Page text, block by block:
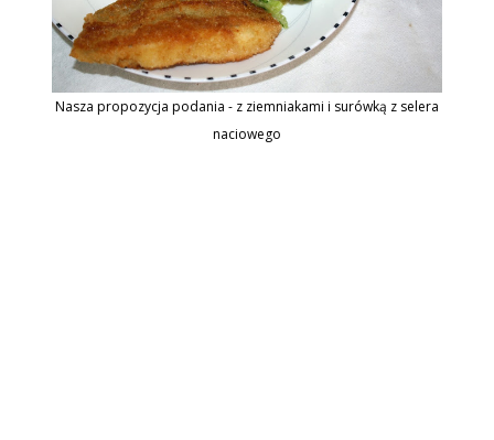
Nasza propozycja podania - z ziemniakami i surówką z selera
naciowego